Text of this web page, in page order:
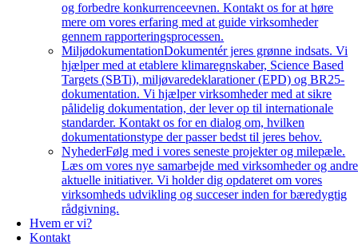
og forbedre konkurrenceevnen. Kontakt os for at høre
mere om vores erfaring med at guide virksomheder
gennem rapporteringsprocessen.
MiljødokumentationDokumentér jeres grønne indsats. Vi
hjælper med at etablere klimaregnskaber, Science Based
Targets (SBTi), miljøvaredeklarationer (EPD) og BR25-
dokumentation. Vi hjælper virksomheder med at sikre
pålidelig dokumentation, der lever op til internationale
standarder. Kontakt os for en dialog om, hvilken
dokumentationstype der passer bedst til jeres behov.
NyhederFølg med i vores seneste projekter og milepæle.
Læs om vores nye samarbejde med virksomheder og andre
aktuelle initiativer. Vi holder dig opdateret om vores
virksomheds udvikling og succeser inden for bæredygtig
rådgivning.
Hvem er vi?
Kontakt